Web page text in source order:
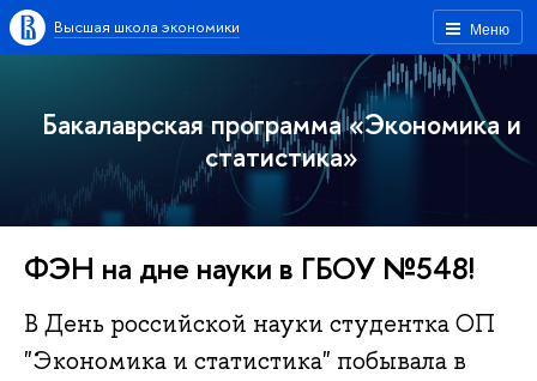
Меню
Высшая школа экономики
Бакалаврская программа «Экономика и
статистика»
ФЭН на дне науки в ГБОУ №548!
В День российской науки студентка ОП
"Экономика и статистика" побывала в